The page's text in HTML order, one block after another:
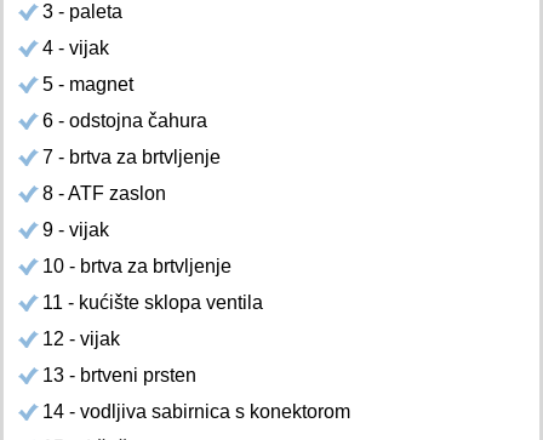
3 - paleta
4 - vijak
5 - magnet
6 - odstojna čahura
7 - brtva za brtvljenje
8 - ATF zaslon
9 - vijak
10 - brtva za brtvljenje
11 - kućište sklopa ventila
12 - vijak
13 - brtveni prsten
14 - vodljiva sabirnica s konektorom